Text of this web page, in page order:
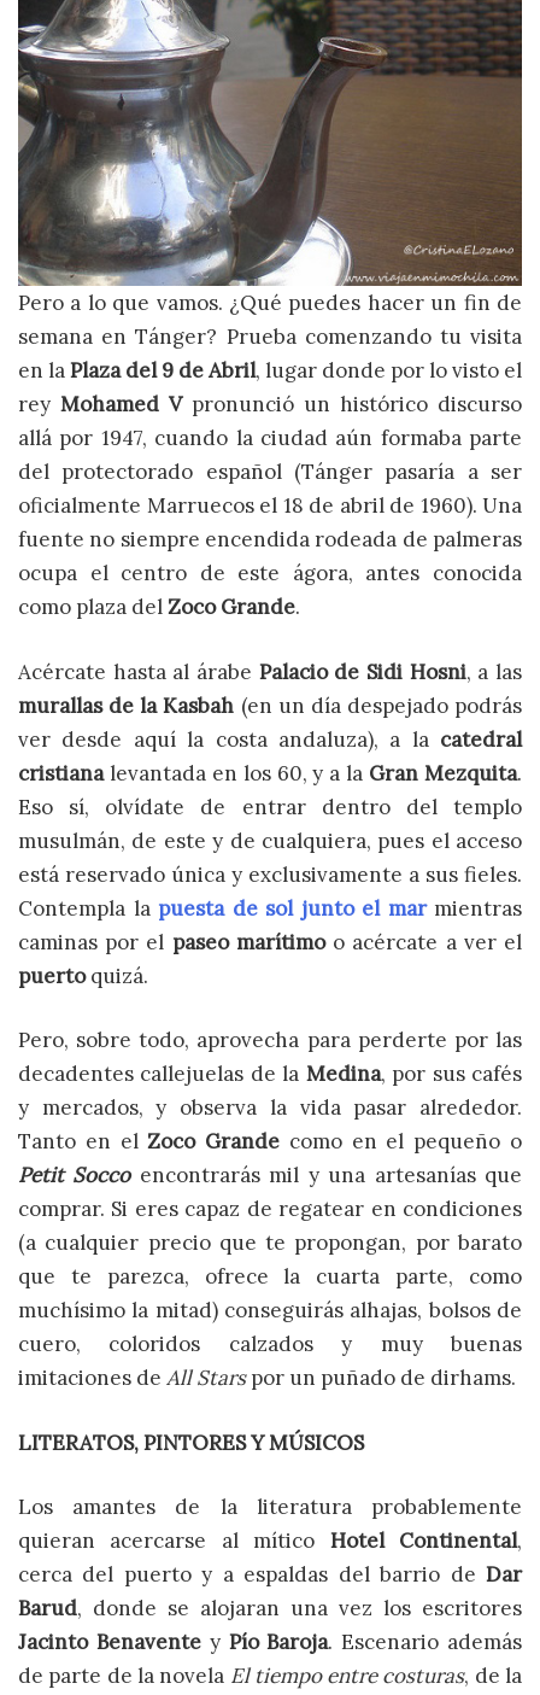
Pero a lo que vamos. ¿Qué puedes hacer un fin de
semana en Tánger? Prueba comenzando tu visita
en laPlaza del 9 de Abril, lugar donde por lo visto el
rey Mohamed Vpronunció un histórico discurso
allá por 1947, cuando la ciudad aún formaba parte
del protectorado español (Tánger pasaría a ser
oficialmente Marruecos el 18 de abril de 1960). Una
fuente no siempre encendida rodeada de palmeras
ocupa el centro de este ágora, antes conocida
como plaza delZoco Grande.
Acércate hasta al árabe Palacio de Sidi Hosni, a las
murallas de la Kasbah (en un día despejado podrás
ver desde aquí la costa andaluza), a la catedral
cristianalevantada en los 60, y a la Gran Mezquita.
Eso sí, olvídate de entrar dentro del templo
musulmán, de este y de cualquiera, pues el acceso
está reservado única y exclusivamente a sus fieles.
Contempla la puesta de sol junto el marmientras
caminas por el paseo marítimoo acércate a ver el
puertoquizá.
Pero, sobre todo, aprovecha para perderte por las
decadentes callejuelas de la Medina, por sus cafés
y mercados, y observa la vida pasar alrededor.
Tanto en elZoco Grande como en el pequeño o
Petit Soccoencontrarás mil y una artesanías que
comprar. Si eres capaz de regatear en condiciones
(a cualquier precio que te propongan, por barato
que te parezca, ofrece la cuarta parte, como
muchísimo la mitad) conseguirás alhajas, bolsos de
cuero, coloridos calzados y muy buenas
imitaciones de All Starspor un puñado de dirhams.
LITERATOS, PINTORES Y MÚSICOS
Los amantes de la literatura probablemente
quieran acercarse al mítico Hotel Continental,
cerca del puerto y a espaldas del barrio de Dar
Barud, donde se alojaran una vez los escritores
Jacinto Benaventey Pío Baroja. Escenario además
de parte de la novela El tiempo entre costuras, de la